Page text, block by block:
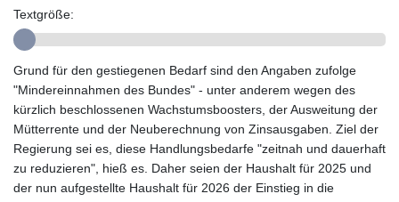
HNL 30.895616
HRK 7.536622
HTG 150.718127
HUF 363.096405
IDR 20580.370421
ILS 3.468234
IMP 0.857252
INR 110.076256
IQD 1509.981237
Textgröße:
Grund für den gestiegenen Bedarf sind den Angaben zufolge
"Mindereinnahmen des Bundes" - unter anderem wegen des
kürzlich beschlossenen Wachstumsboosters, der Ausweitung der
Mütterrente und der Neuberechnung von Zinsausgaben. Ziel der
Regierung sei es, diese Handlungsbedarfe "zeitnah und dauerhaft
zu reduzieren", hieß es. Daher seien der Haushalt für 2025 und
der nun aufgestellte Haushalt für 2026 der Einstieg in die